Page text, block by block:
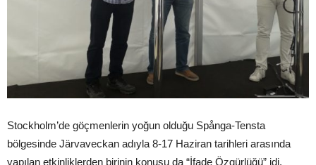
Stockholm’de göçmenlerin yoğun olduğu Spånga-Tensta
bölgesinde Järvaveckan adıyla 8-17 Haziran tarihleri arasında
yapılan etkinliklerden birinin konusu da “İfade Özgürlüğü” idi.